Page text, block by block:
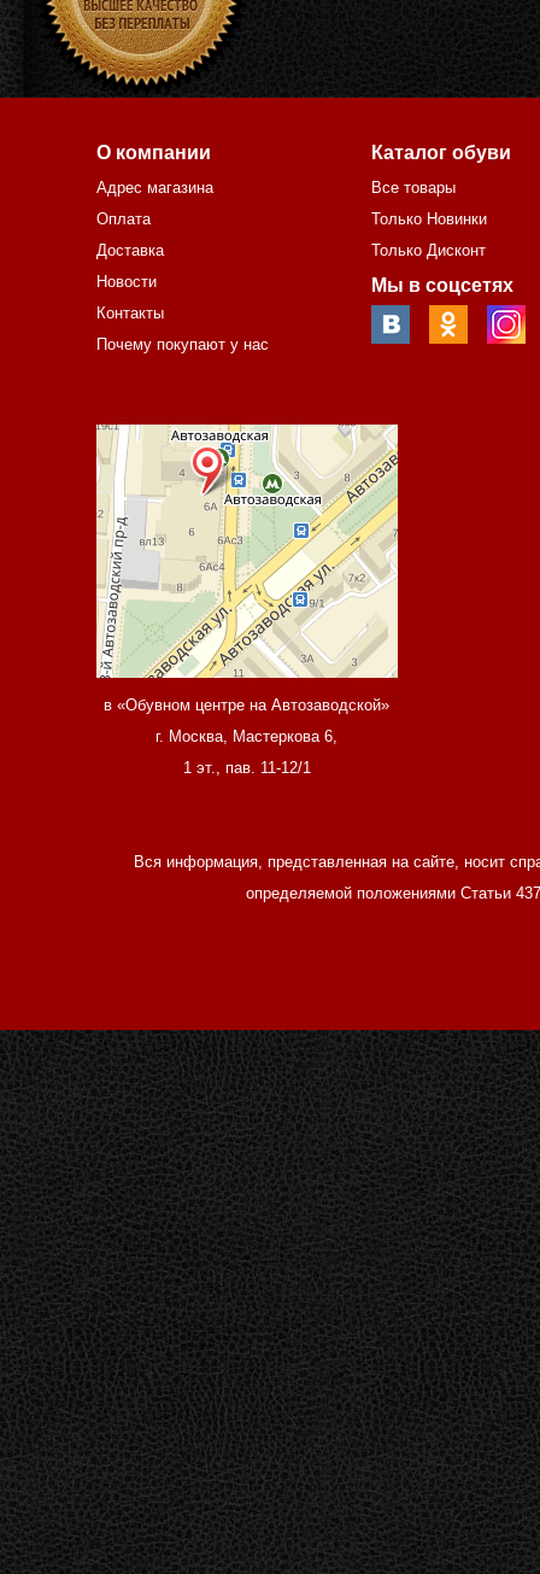
О компании
Адрес магазина
Оплата
Доставка
Новости
Контакты
Почему покупают у нас
Каталог обуви
Все товары
Только Новинки
Только Дисконт
Мы в соцсетях
в «Обувном центре на Автозаводской»
г. Москва, Мастеркова 6,
1 эт., пав. 11-12/1
Вся информация, представленная на сайте, носит
определяемой положениями Статьи